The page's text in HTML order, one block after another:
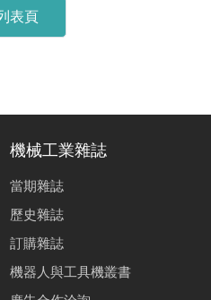
表頁
機械工業雜誌
當期雜誌
歷史雜誌
訂購雜誌
機器人與工具機叢書